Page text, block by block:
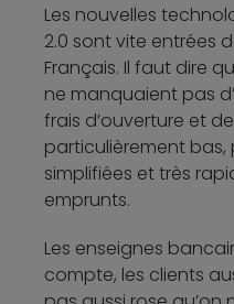
Les nouvelles
2.0 sont vite entrées
Français. Il faut dire
ne manquaient pas
frais d’ouverture et
particulièrement bas,
simplifiées et très
emprunts.
Les enseignes
compte, les clients